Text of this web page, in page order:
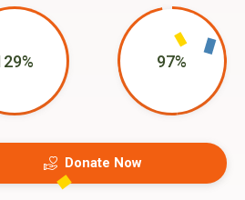
97%
Donate Now